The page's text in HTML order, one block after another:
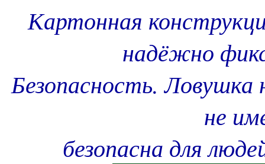
Картонная
надёжно
Безопасность.
не
безопасна для